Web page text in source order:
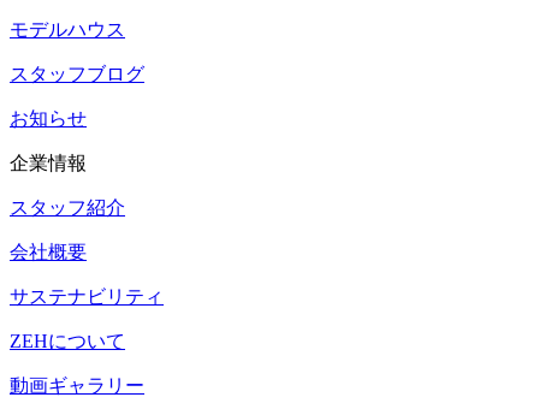
モデルハウス
スタッフブログ
お知らせ
企業情報
スタッフ紹介
会社概要
サステナビリティ
ZEHについて
動画ギャラリー